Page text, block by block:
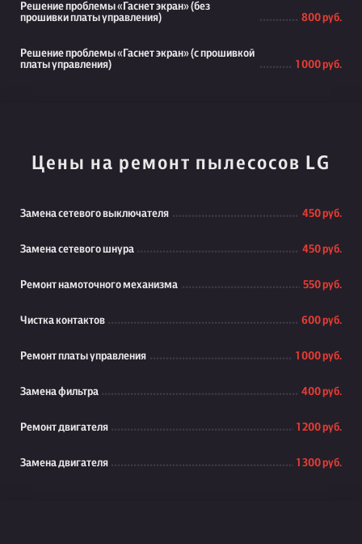
Решение проблемы «Гаснет экран» (без
прошивки платы управления)
800 руб.
Решение проблемы «Гаснет экран» (с прошивкой
платы управления)
1 000 руб.
Цены на ремонт пылесосов LG
Замена сетевого выключателя 450 руб.
Замена сетевого шнура 450 руб.
Ремонт намоточного механизма 550 руб.
Чистка контактов 600 руб.
Ремонт платы управления 1 000 руб.
Замена фильтра 400 руб.
Ремонт двигателя 1 200 руб.
Замена двигателя 1 300 руб.